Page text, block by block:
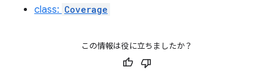
class: Coverage
この情報は役に立ちましたか？